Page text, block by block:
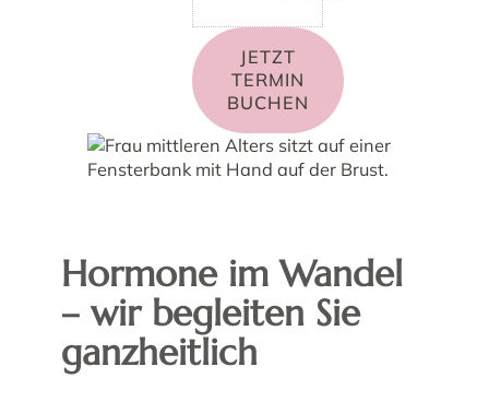
JETZT
TERMIN
BUCHEN
Hormone im Wandel
– wir begleiten Sie
ganzheitlich